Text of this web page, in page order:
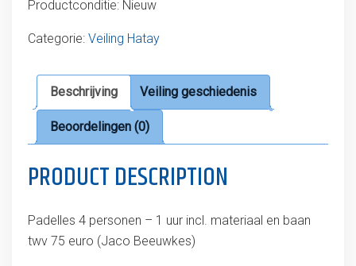
Productconditie: Nieuw
Categorie: Veiling Hatay
Beschrijving Veiling geschiedenis
Beoordelingen (0)
PRODUCT DESCRIPTION
Padelles 4 personen – 1 uur incl. materiaal en baan
twv 75 euro (Jaco Beeuwkes)